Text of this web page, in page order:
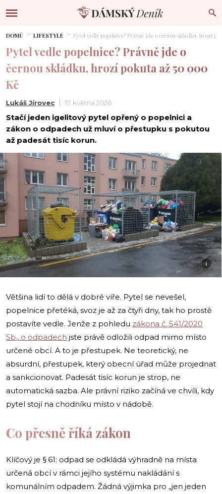
DOMŮ LIFESTYLE Pytel vedle popelnice? Právně jde o černou skládku, hrozí
Pytel vedle popelnice? Právně jde o
černou skládku, hrozí pokuta až 50 000
Kč
Lukáš Jírovec 17. května 2026
Stačí jeden igelitový pytel opřený o popelnici a
zákon o odpadech už mluví o přestupku s pokutou
až padesát tisíc korun.
i
Většina lidí to dělá v dobré víře. Pytel se nevešel,
popelnice přetéká, svoz je až za čtyři dny, tak ho prostě
postavíte vedle. Jenže z pohledu zákona č. 541/2020
Sb., o odpadech jste právě odložili odpad mimo místo
určené obcí. A to je přestupek. Ne teoretický, ne
absurdní, přestupek, který obecní úřad může projednat
a sankcionovat. Padesát tisíc korun je strop, ne
automatická sazba. Ale právní riziko začíná ve chvíli, kdy
pytel stojí na chodníku místo v nádobě.
Co přesně říká zákon
Klíčový je § 61: odpad se odkládá výhradně na místa
určená obcí v rámci jejího systému nakládání s
komunálním odpadem. Žádná výjimka pro „jen jeden